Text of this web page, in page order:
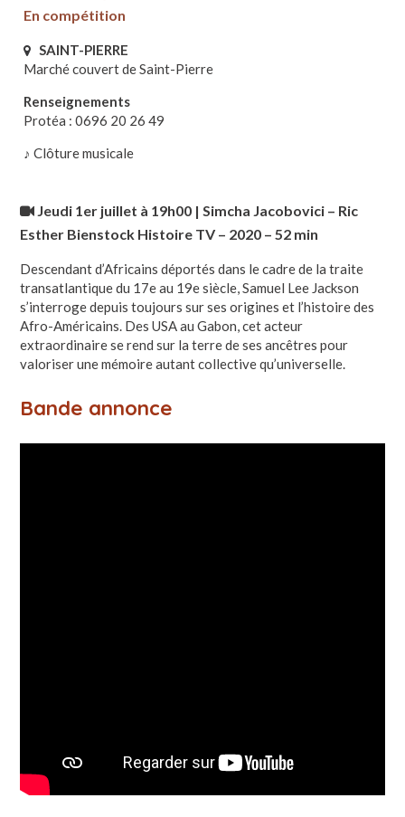
En compétition
SAINT-PIERRE
Marché couvert de Saint-Pierre
Renseignements
Protéa : 0696 20 26 49
♪ Clôture musicale
Jeudi 1er juillet à 19h00 | Simcha Jacobovici – Ric
Esther Bienstock Histoire TV – 2020 – 52 min
Descendant d’Africains déportés dans le cadre de la traite
transatlantique du 17e au 19e siècle, Samuel Lee Jackson
s’interroge depuis toujours sur ses origines et l’histoire des
Afro-Américains. Des USA au Gabon, cet acteur
extraordinaire se rend sur la terre de ses ancêtres pour
valoriser une mémoire autant collective qu’universelle.
Bande annonce